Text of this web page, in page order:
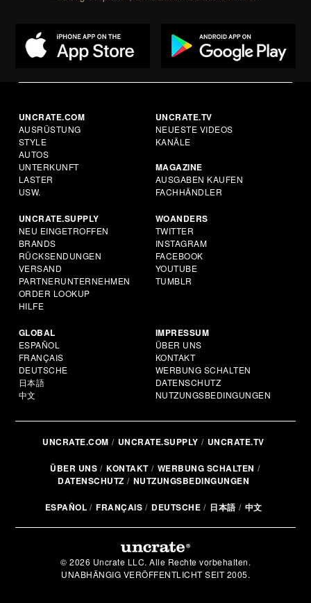
UNCRATE.COM
AUSRÜSTUNG
STYLE
AUTOS
UNTERKUNFT
LASTER
USW.
UNCRATE.TV
NEUESTE VIDEOS
KANÄLE
MAGAZINE
AUSGABEN KAUFEN
FACHHÄNDLER
UNCRATE.SUPPLY
NEU EINGETROFFEN
BRANDS
RÜCKSENDUNGEN
VERSAND
PARTNERUNTERNEHMEN
ORDER LOOKUP
HILFE
WOANDERS
TWITTER
INSTAGRAM
FACEBOOK
YOUTUBE
TUMBLR
GLOBAL
ESPAÑOL
FRANÇAIS
DEUTSCHE
日本語
中文
IMPRESSUM
ÜBER UNS
KONTAKT
WERBUNG SCHALTEN
DATENSCHUTZ
NUTZUNGSBEDINGUNGEN
UNCRATE.COM UNCRATE.SUPPLY UNCRATE.TV
ÜBER UNS KONTAKT
WERBUNG SCHALTEN
DATENSCHUTZ
NUTZUNGSBEDINGUNGEN
ESPAÑOL FRANÇAIS DEUTSCHE 日本語 中文
© 2026 Uncrate LLC. Alle Rechte vorbehalten.
UNABHÄNGIG VERÖFFENTLICHT SEIT 2005.